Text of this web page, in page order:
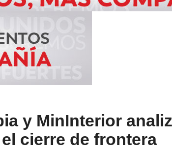
y MinInterior
cierre de frontera